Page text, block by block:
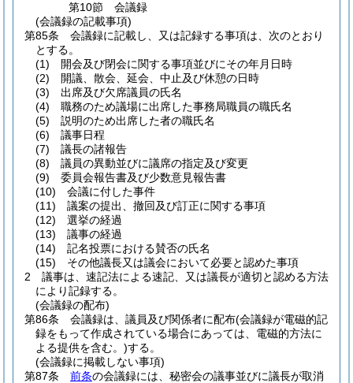
第10節
会議録
(会議録の記載事項)
第85条
会議録に記載し、又は記録する事項は、次のとおり
とする。
(1)
開会及び閉会に関する事項並びにその年月日時
(2)
開議、散会、延会、中止及び休憩の日時
(3)
出席及び欠席議員の氏名
(4)
職務のため議場に出席した事務局職員の職氏名
(5)
説明のため出席した者の職氏名
(6)
議事日程
(7)
議長の諸報告
(8)
議員の異動並びに議席の指定及び変更
(9)
委員会報告書及び少数意見報告書
(10)
会議に付した事件
(11)
議案の提出、撤回及び訂正に関する事項
(12)
選挙の経過
(13)
議事の経過
(14)
記名投票における賛否の氏名
(15)
その他議長又は議会において必要と認めた事項
2
議事は、速記法による速記、又は議長が適切と認める方法
により記録する。
(会議録の配布)
第86条
会議録は、議員及び関係者に配布(会議録が電磁的記
録をもって作成されている場合にあっては、電磁的方法に
よる提供を含む。)する。
(会議録に掲載しない事項)
第87条
前条の会議録には、秘密会の議事並びに議長が取消